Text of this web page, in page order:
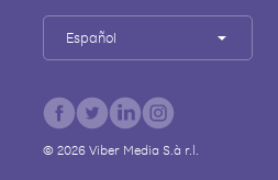
Español
© 2026Viber Media S.à r.l.